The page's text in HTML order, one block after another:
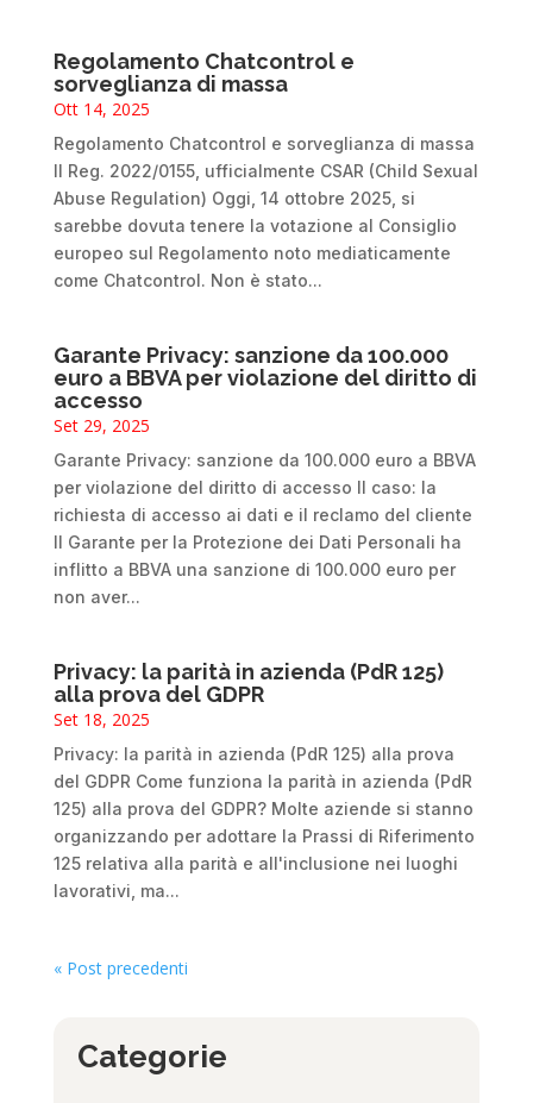
Regolamento Chatcontrol e
sorveglianza di massa
Ott 14, 2025
Regolamento Chatcontrol e sorveglianza di massa
Il Reg. 2022/0155, ufficialmente CSAR (Child Sexual
Abuse Regulation) Oggi, 14 ottobre 2025, si
sarebbe dovuta tenere la votazione al Consiglio
europeo sul Regolamento noto mediaticamente
come Chatcontrol. Non è stato...
Garante Privacy: sanzione da 100.000
euro a BBVA per violazione del diritto di
accesso
Set 29, 2025
Garante Privacy: sanzione da 100.000 euro a BBVA
per violazione del diritto di accesso Il caso: la
richiesta di accesso ai dati e il reclamo del cliente
Il Garante per la Protezione dei Dati Personali ha
inflitto a BBVA una sanzione di 100.000 euro per
non aver...
Privacy: la parità in azienda (PdR 125)
alla prova del GDPR
Set 18, 2025
Privacy: la parità in azienda (PdR 125) alla prova
del GDPR Come funziona la parità in azienda (PdR
125) alla prova del GDPR? Molte aziende si stanno
organizzando per adottare la Prassi di Riferimento
125 relativa alla parità e all'inclusione nei luoghi
lavorativi, ma...
« Post precedenti
Categorie